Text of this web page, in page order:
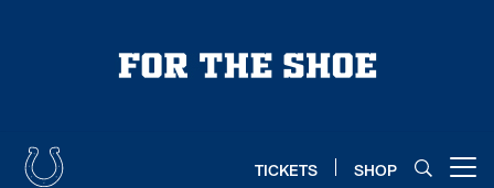
TICKETS SHOP